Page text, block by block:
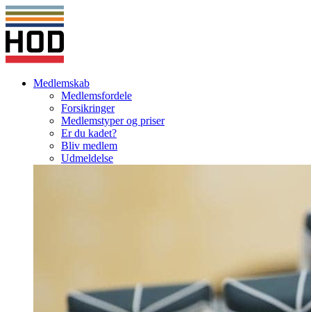
Medlemskab
Medlemsfordele
Forsikringer
Medlemstyper og priser
Er du kadet?
Bliv medlem
Udmeldelse